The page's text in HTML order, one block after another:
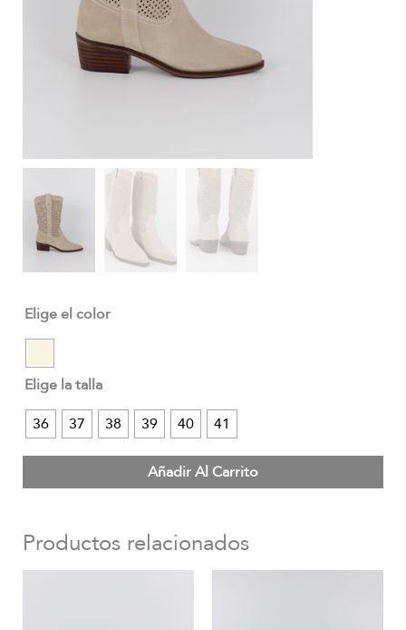
Elige el color
Elige la talla
36
37 38 39 40 41
Añadir Al Carrito
Productos relacionados